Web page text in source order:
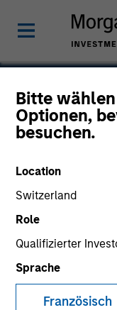
Bitte
Optionen,
besuchen.
Location
Switzerland
Role
Qualifizierter
Sprache
Französisch
Kelly
Vice